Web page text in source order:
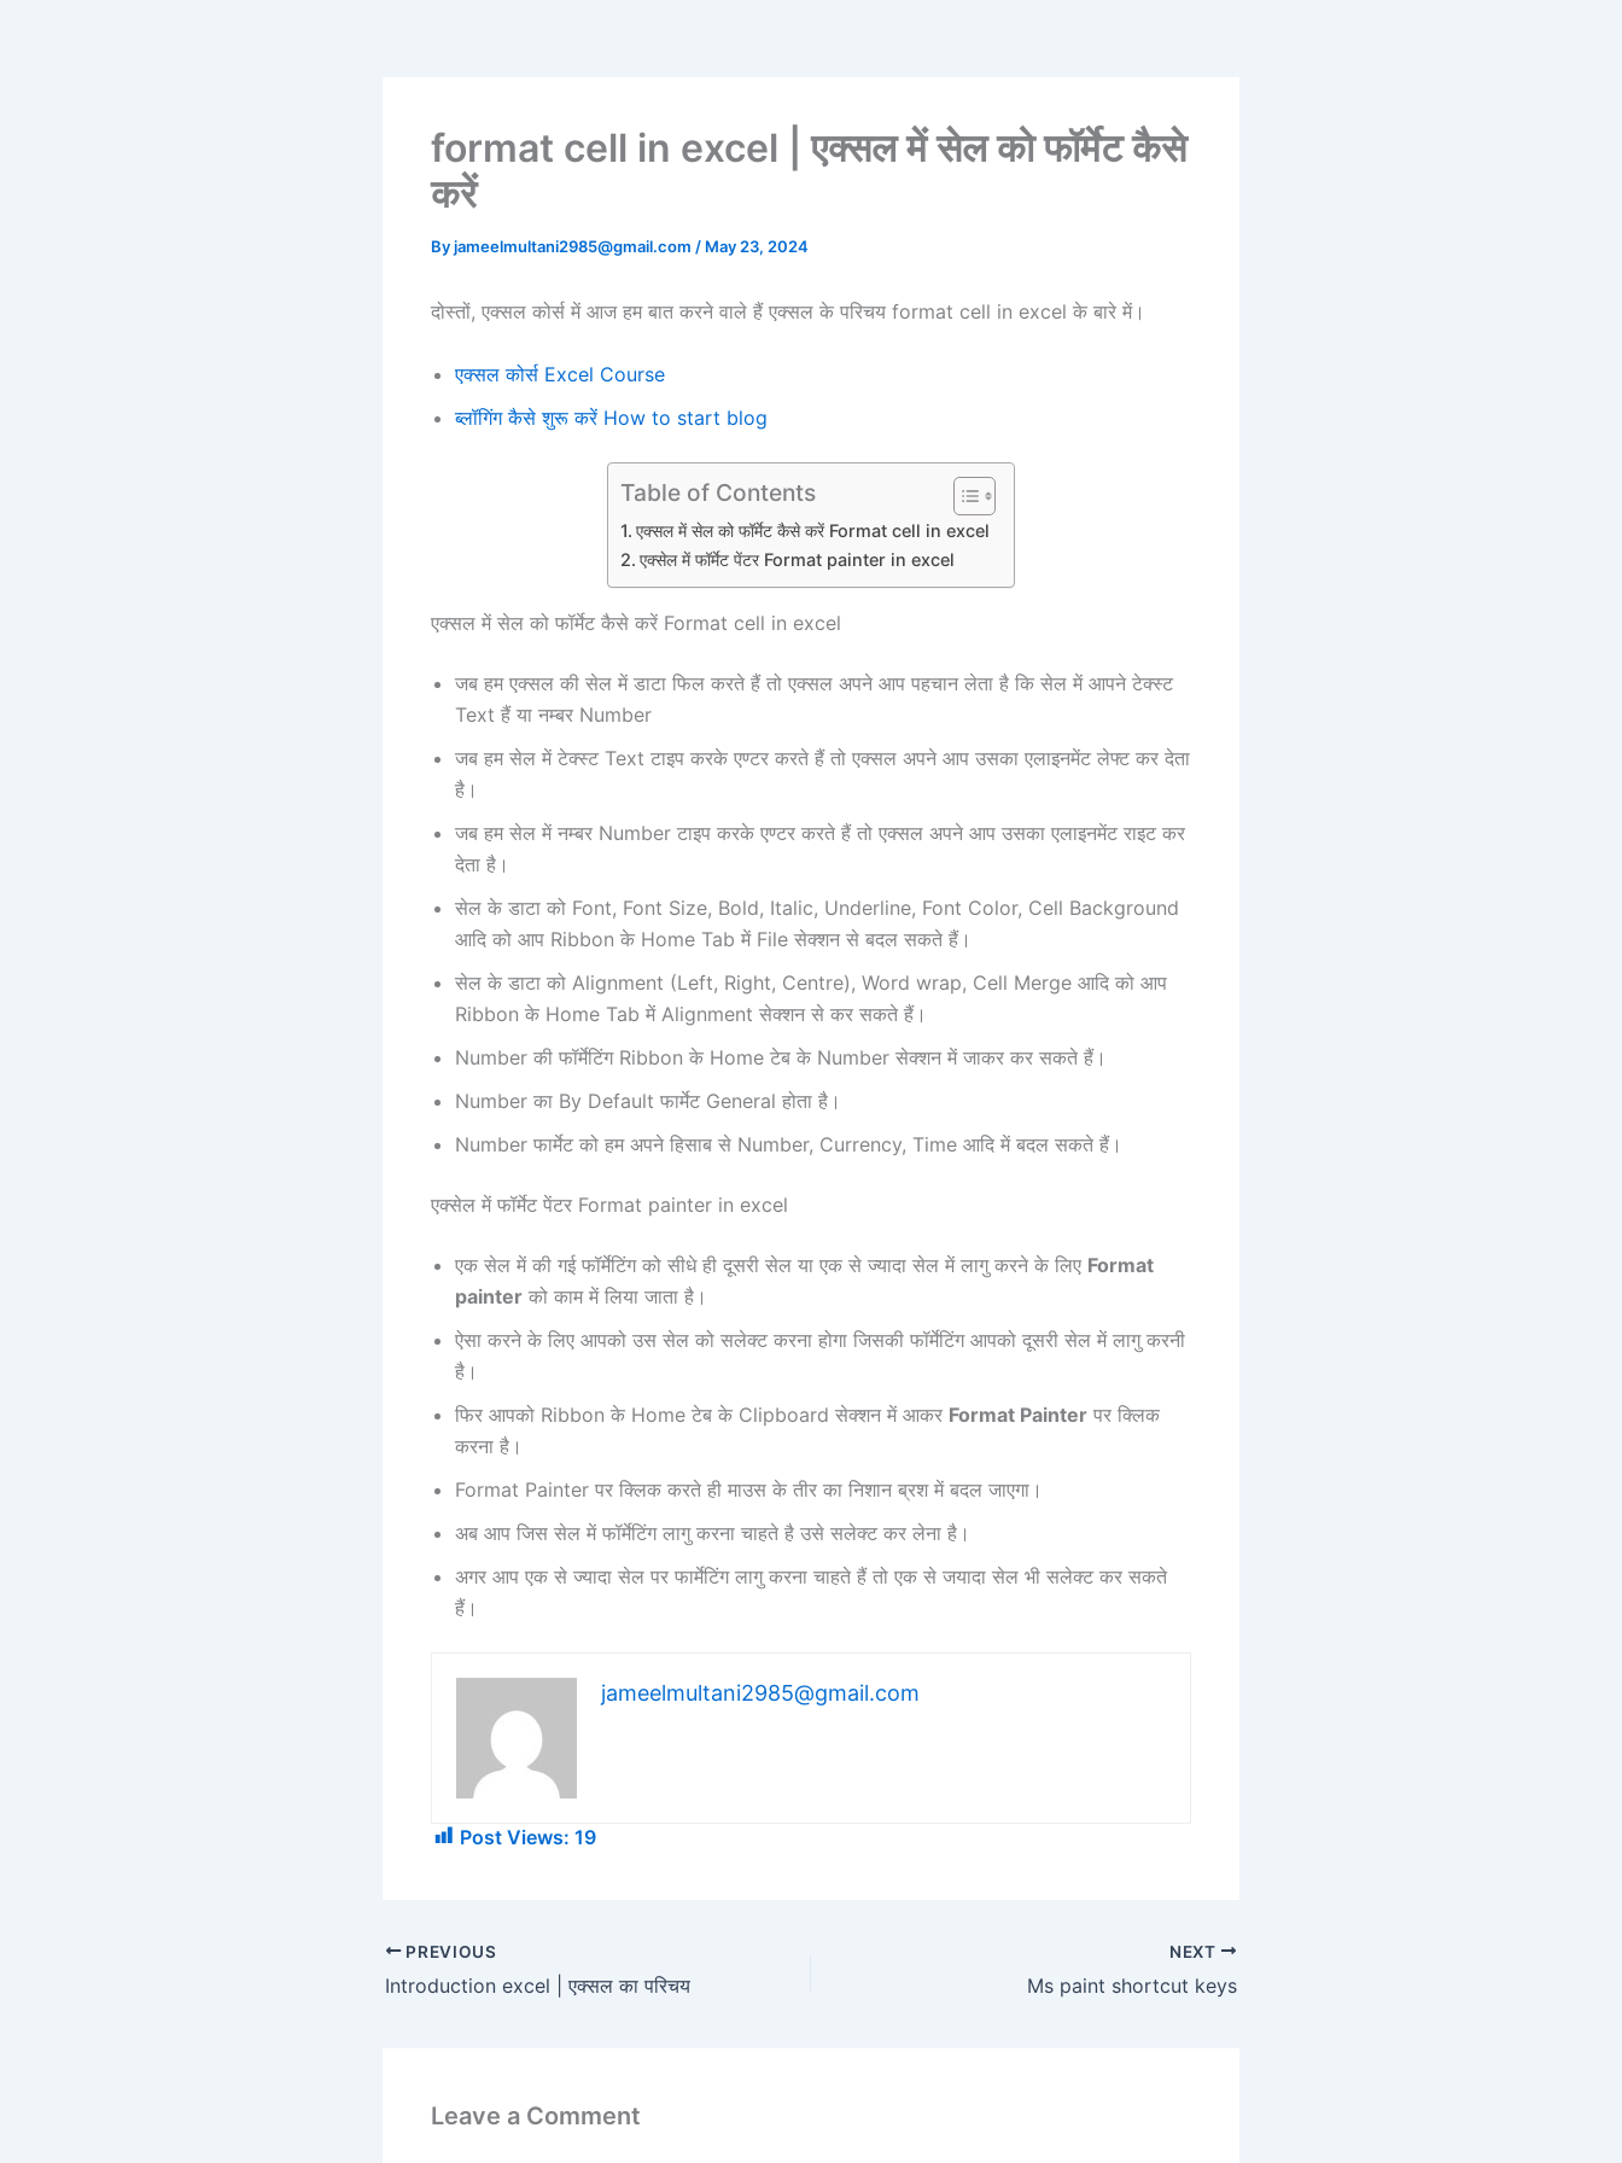
format cell in excel | एक्सल में सेल को फॉर्मेट कैसे
करें
Byjameelmultani2985@gmail.com / May 23, 2024
दोस्तों, एक्सल कोर्स में आज हम बात करने वाले हैं एक्सल के परिचय format cell in excel के बारे में।
एक्सल कोर्स Excel Course
ब्लॉगिंग कैसे शुरू करें How to start blog
Table of Contents
एक्सल में सेल को फॉर्मेट कैसे करें Format cell in excel
एक्सेल में फॉर्मेट पेंटर Format painter in excel
एक्सल में सेल को फॉर्मेट कैसे करें Format cell in excel
जब हम एक्सल की सेल में डाटा फिल करते हैं तो एक्सल अपने आप पहचान लेता है कि सेल में आपने टेक्स्ट
Text हैं या नम्बर Number
जब हम सेल में टेक्स्ट Text टाइप करके एण्टर करते हैं तो एक्सल अपने आप उसका एलाइनमेंट लेफ्ट कर देता
है।
जब हम सेल में नम्बर Number टाइप करके एण्टर करते हैं तो एक्सल अपने आप उसका एलाइनमेंट राइट कर
देता है।
सेल के डाटा को Font, Font Size, Bold, Italic, Underline, Font Color, Cell Background
आदि को आप Ribbon के Home Tab में File सेक्शन से बदल सकते हैं।
सेल के डाटा को Alignment (Left, Right, Centre), Word wrap, Cell Merge आदि को आप
Ribbon के Home Tab में Alignment सेक्शन से कर सकते हैं।
Number की फॉर्मेटिंग Ribbon के Home टेब के Number सेक्शन में जाकर कर सकते हैं।
Number का By Default फार्मेट General होता है।
Number फार्मेट को हम अपने हिसाब से Number, Currency, Time आदि में बदल सकते हैं।
एक्सेल में फॉर्मेट पेंटर Format painter in excel
एक सेल में की गई फॉर्मेटिंग को सीधे ही दूसरी सेल या एक से ज्यादा सेल में लागु करने के लिए Format
painter को काम में लिया जाता है।
ऐसा करने के लिए आपको उस सेल को सलेक्ट करना होगा जिसकी फॉर्मेटिंग आपको दूसरी सेल में लागु करनी
है।
फिर आपको Ribbon के Home टेब के Clipboard सेक्शन में आकर Format Painter पर क्लिक
करना है।
Format Painter पर क्लिक करते ही माउस के तीर का निशान ब्रश में बदल जाएगा।
अब आप जिस सेल में फॉर्मेटिंग लागु करना चाहते है उसे सलेक्ट कर लेना है।
अगर आप एक से ज्यादा सेल पर फार्मेटिंग लागु करना चाहते हैं तो एक से जयादा सेल भी सलेक्ट कर सकते
हैं।
jameelmultani2985@gmail.com
Post Views: 19
PREVIOUS
Introduction excel | एक्सल का परिचय
NEXT
Ms paint shortcut keys
Leave a Comment